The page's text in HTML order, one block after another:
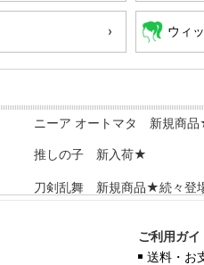
ウィ
ニーア オートマタ 新規商
推しの子 新入荷★
刀剣乱舞 新規商品★続々登
貴族服・舞台衣装 男性用 /
ご利用ガイ
送料・お